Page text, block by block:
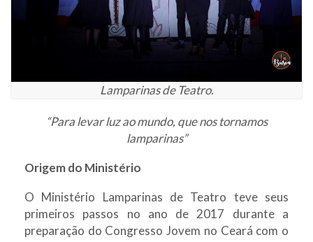
Lamparinas de Teatro.
“Para levar luz ao mundo, que nos tornamos
lamparinas”
Origem do Ministério
O Ministério Lamparinas de Teatro teve seus
primeiros passos no ano de 2017 durante a
preparação do Congresso Jovem no Ceará com o